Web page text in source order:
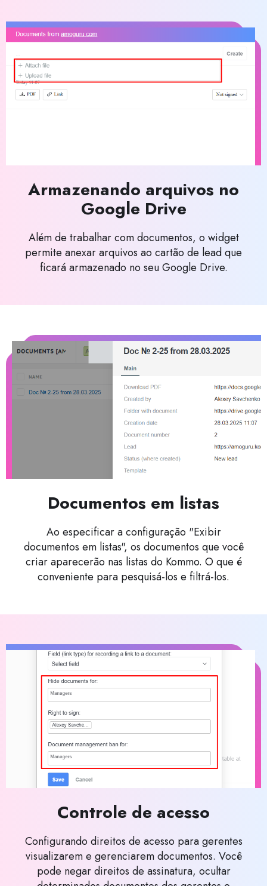
Armazenando arquivos no
Google Drive
Além de trabalhar com documentos, o widget
permite anexar arquivos ao cartão de lead que
ficará armazenado no seu Google Drive.
Documentos em listas
Ao especificar a configuração "Exibir
documentos em listas", os documentos que você
criar aparecerão nas listas do Kommo. O que é
conveniente para pesquisá-los e filtrá-los.
Controle de acesso
Configurando direitos de acesso para gerentes
visualizarem e gerenciarem documentos. Você
pode negar direitos de assinatura, ocultar